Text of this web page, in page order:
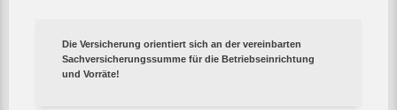
Die Versicherung orientiert sich an der vereinbarten
Sachversicherungssumme für die Betriebseinrichtung
und Vorräte!